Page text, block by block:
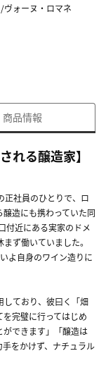
ォーヌ・ロマネ
商品情報
れる醸造家】
正社員のひとりで、ロ
造にも携わっていた同
付近にある実家のドメ
ず働いていました。
よ自身のワイン造りに
しており、彼曰く「畑
完璧に行ってはじめ
ができます」「醸造は
をかけず、ナチュラル